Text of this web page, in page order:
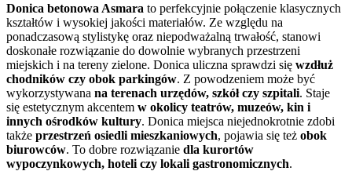
Donica betonowa Asmara to perfekcyjnie połączenie klasycznych
kształtów i wysokiej jakości materiałów. Ze względu na
ponadczasową stylistykę oraz niepodważalną trwałość, stanowi
doskonałe rozwiązanie do dowolnie wybranych przestrzeni
miejskich i na tereny zielone. Donica uliczna sprawdzi się wzdłuż
chodników czy obok parkingów. Z powodzeniem może być
wykorzystywana na terenach urzędów, szkół czy szpitali. Staje
się estetycznym akcentem w okolicy teatrów, muzeów, kin i
innych ośrodków kultury. Donica miejsca niejednokrotnie zdobi
także przestrzeń osiedli mieszkaniowych, pojawia się też obok
biurowców. To dobre rozwiązanie dla kurortów
wypoczynkowych, hoteli czy lokali gastronomicznych.